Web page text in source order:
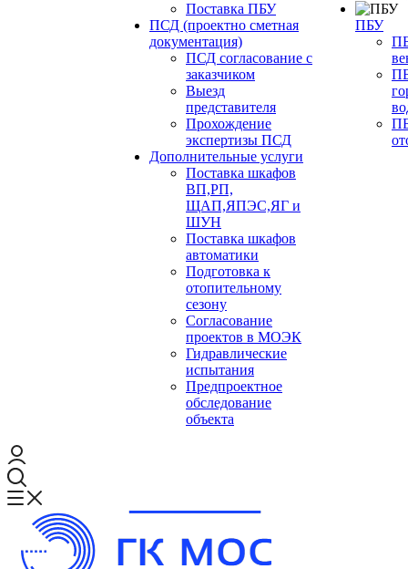
Поставка ПБУ
ПСД (проектно сметная
документация)
ПСД согласование с
заказчиком
Выезд
представителя
Прохождение
экспертизы ПСД
Дополнительные услуги
Поставка шкафов
ВП,РП,
ЩАП,ЯПЭС,ЯГ и
ШУН
Поставка шкафов
автоматики
Подготовка к
отопительному
сезону
Согласование
проектов в МОЭК
Гидравлические
испытания
Предпроектное
обследование
объекта
ПБУ